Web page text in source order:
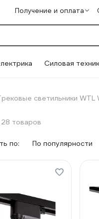
Получение и оплата
Силовая
светильники WTL
28 товаров
по: По популярности